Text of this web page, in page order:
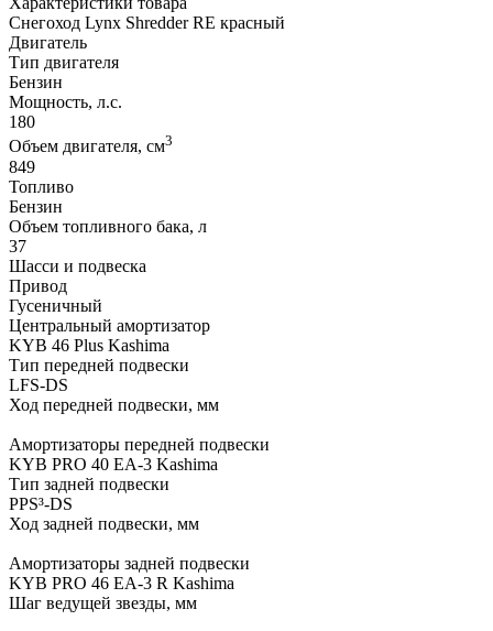
Снегоход Lynx Shredder RE красный
Двигатель
Тип двигателя
Бензин
Мощность, л.с.
180
Объем двигателя, см3
849
Топливо
Бензин
Объем топливного бака, л
37
Шасси и подвеска
Привод
Гусеничный
Центральный амортизатор
KYB 46 Plus Kashima
Тип передней подвески
LFS-DS
Ход передней подвески, мм
Амортизаторы передней подвески
KYB PRO 40 EA-3 Kashima
Тип задней подвески
PPS³-DS
Ход задней подвески, мм
Амортизаторы задней подвески
KYB PRO 46 EA-3 R Kashima
Шаг ведущей звезды, мм